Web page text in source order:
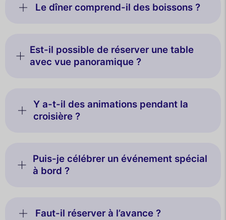
Le dîner comprend-il des boissons ?
Est-il possible de réserver une table
avec vue panoramique ?
Y a-t-il des animations pendant la
croisière ?
Puis-je célébrer un événement spécial
à bord ?
Faut-il réserver à l’avance ?